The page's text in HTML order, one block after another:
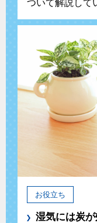
ついて解説して
お役立ち
湿気には炭